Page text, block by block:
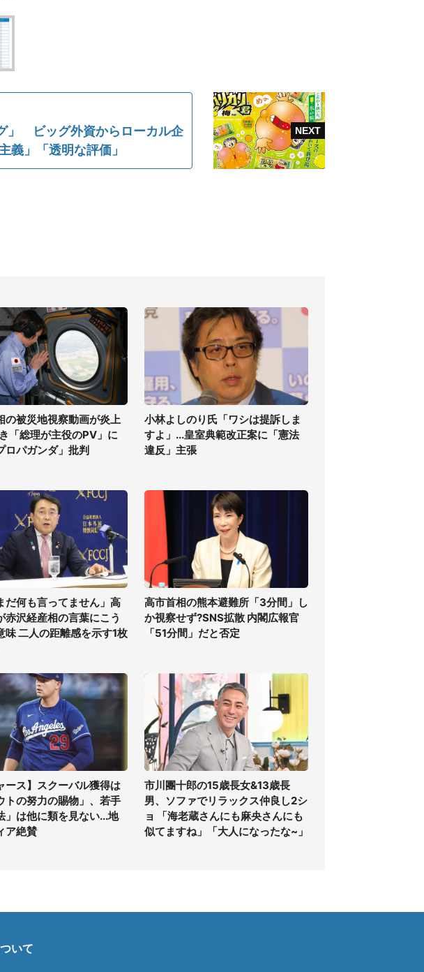
」 ビッグ外資からローカル企
義」「透明な評価」
の被災地視察動画が炎上
「総理が主役のPV」に
ロパガンダ」批判
小林よしのり氏「ワシは提訴しま
すよ」...皇室典範改正案に「憲法
違反」主張
だ何も言ってません」高
赤沢経産相の言葉にこう
味 二人の距離感を示す1枚
高市首相の熊本避難所「3分間」し
か視察せず?SNS拡散 内閣広報官
「51分間」だと否定
ース】スクーバル獲得は
トの努力の賜物」、若手
」は他に類を見ない...地
ア絶賛
市川團十郎の15歳長女&13歳長
男、ソファでリラックス仲良し2シ
ョ 「海老蔵さんにも麻央さんにも
似てますね」「大人になったな~」
いて